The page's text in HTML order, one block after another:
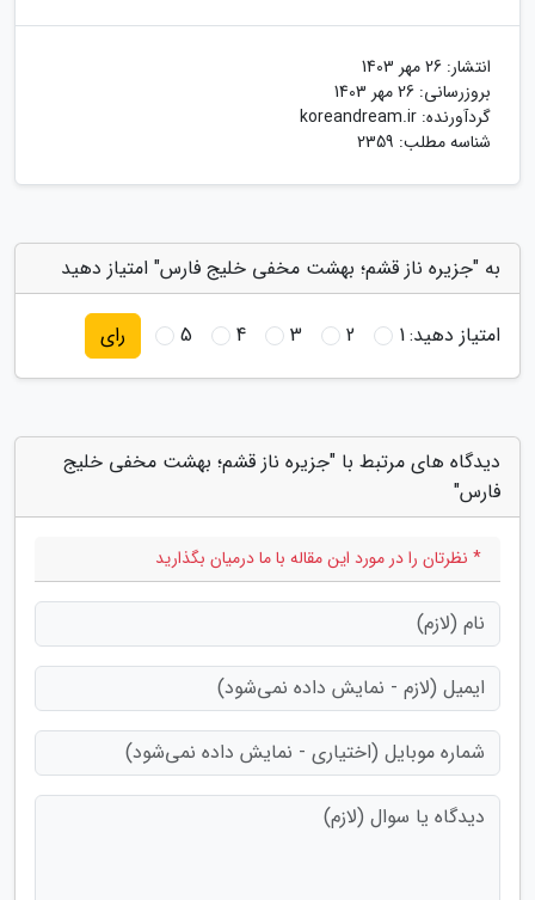
انتشار: 26 مهر 1403
بروزرسانی: 26 مهر 1403
گردآورنده: koreandream.ir
شناسه مطلب: 2359
به "جزیره ناز قشم؛ بهشت مخفی خلیج فارس" امتیاز دهید
امتیاز دهید:1
2
3
4
5 رای
دیدگاه های مرتبط با "جزیره ناز قشم؛ بهشت مخفی خلیج
فارس"
* نظرتان را در مورد این مقاله با ما درمیان بگذارید